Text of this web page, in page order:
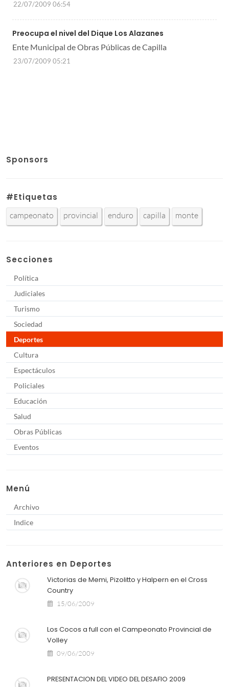
22/07/2009 06:54
Preocupa el nivel del Dique Los Alazanes
Ente Municipal de Obras Públicas de Capilla
23/07/2009 05:21
Sponsors
#Etiquetas
campeonato provincial enduro capilla monte
Secciones
Política
Judiciales
Turismo
Sociedad
Deportes
Cultura
Espectáculos
Policiales
Educación
Salud
Obras Públicas
Eventos
Menú
Archivo
Indice
Anteriores en Deportes
Victorias de Memi, Pizolitto y Halpern en el Cross
Country
15/06/2009
Los Cocos a full con el Campeonato Provincial de
Volley
09/06/2009
PRESENTACION DEL VIDEO DEL DESAFIO 2009